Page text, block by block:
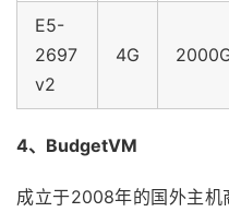
E5-
2697
v2
4G
4、BudgetVM
成立于2008年的国外主机